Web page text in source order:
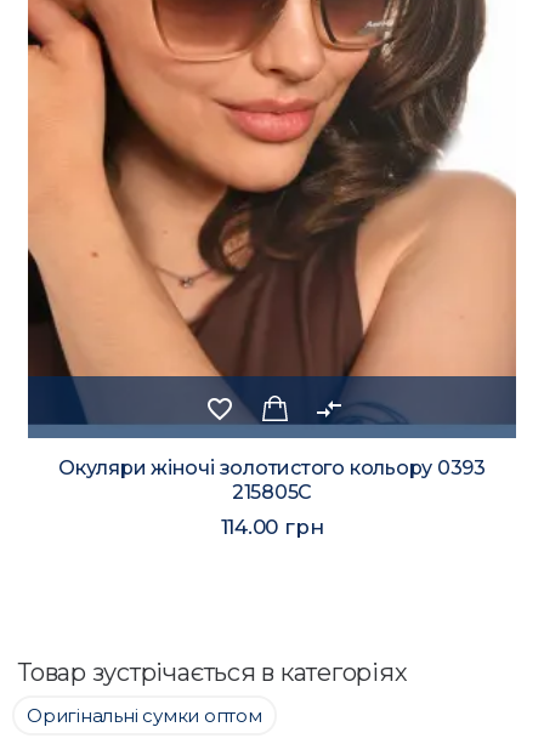
favorite_border compare_arrows
Окуляри жіночі золотистого кольору 0393
215805C
114.00 грн
Товар зустрічається в категоріях
Оригінальні сумки оптом